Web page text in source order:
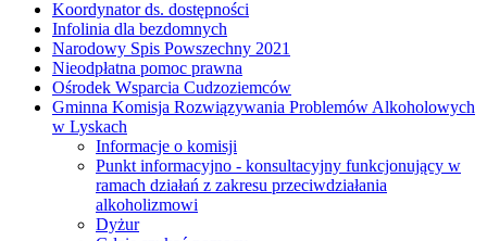
Koordynator ds. dostępności
Infolinia dla bezdomnych
Narodowy Spis Powszechny 2021
Nieodpłatna pomoc prawna
Ośrodek Wsparcia Cudzoziemców
Gminna Komisja Rozwiązywania Problemów Alkoholowych
w Lyskach
Informacje o komisji
Punkt informacyjno - konsultacyjny funkcjonujący w
ramach działań z zakresu przeciwdziałania
alkoholizmowi
Dyżur